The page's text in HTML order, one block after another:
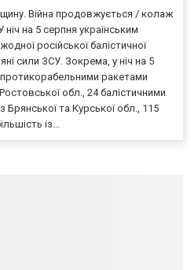
Війна продовжується / колаж
на 5 серпня українським
російської балістичної
сили ЗСУ. Зокрема, у ніч на 5
ракетами
обл., 24 балістичними
та Курської обл., 115
із...